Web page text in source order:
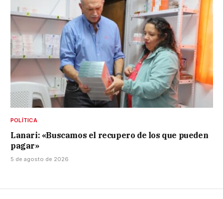
POLÍTICA
Lanari: «Buscamos el recupero de los que pueden
pagar»
5 de agosto de 2026